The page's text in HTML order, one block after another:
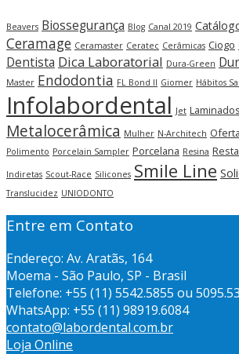
Beavers Biossegurança Blog Canal 2019
Ceramage Ceramaster Ceratec Cerâmicas Ciogo
Dentista Dica Laboratorial Dura-Green
Master Endodontia FL Bond II Giomer Hábitos
Infolabordental Jet
Metalocerâmica Mulher N-Architech
Polimento Porcelain Sampler Porcelana Resina
Indiretas Scout-Race Silicones Smile Line
Translucidez UNIODONTO
Entre em Contato
Endereço: Av. Aratãs, 164
Moema - São Paulo, SP - Brasil
Telefone: +55 (11) 5542.5855 ou
WhatsApp: +55 (11) 98919.6084
contato@labordental.com.br
Loja Online